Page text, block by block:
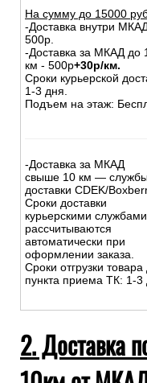
На сумму до 15000
-Доставка внутри
500р.
-Доставка за МКАД до
км - 500р+30р/км.
Сроки курьерской
1-3 дня.
Подъем на этаж:
-Доставка за МКАД
свыше 10 км —
доставки CDEK/
Сроки доставки
курьерскими службами
рассчитываются
автоматически при
оформлении заказа.
Сроки отгрузки товара
пункта приема ТК: 1-3
2. Доставка